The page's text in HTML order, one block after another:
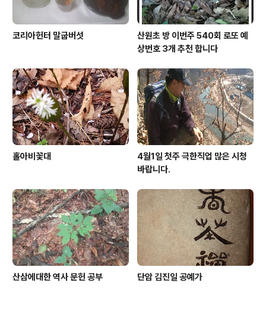
코리아헌터 말굽버섯
산원초 방 이번주 540회 로또 예
상번호 3개 추천 합니다
홀아비꽃대
4월1일 첫주 극한직업 많은 시청
바랍니다.
산삼에대한 역사 문헌 공부 단암 김진일 공예가